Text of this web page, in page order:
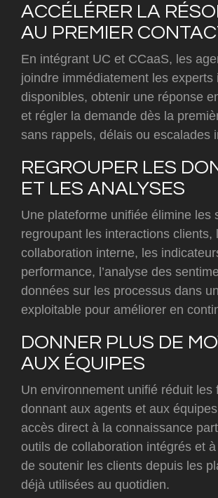
ACCÉLÉRER LA
AU PREMIER
En intégrant UC et CCaaS, les
joindre immédiatement les experts
disponibles, obtenir une réponse
et régler la demande dès la
sans rappels, délais ou escalades
REGROUPER LES
ET LES ANALYSES
Une plateforme unifiée élimine les
regroupant les interactions clients,
collaboration interne, les
performance, l’analyse des
données sur les processus dans
exploitable pour améliorer en
DONNER PLUS DE
AUX ÉQUIPES
Un environnement unifié réduit les
donnant aux agents et aux
accès direct à la connaissance
outils de collaboration intégrés et
de soutenir les clients depuis les
déjà utilisées au quotidien.